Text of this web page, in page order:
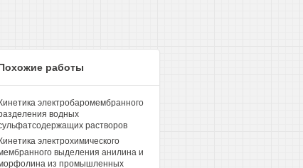
работы
Кинетика электробаромембранного
водных
растворов
Кинетика электрохимического
выделения анилина и
из промышленных